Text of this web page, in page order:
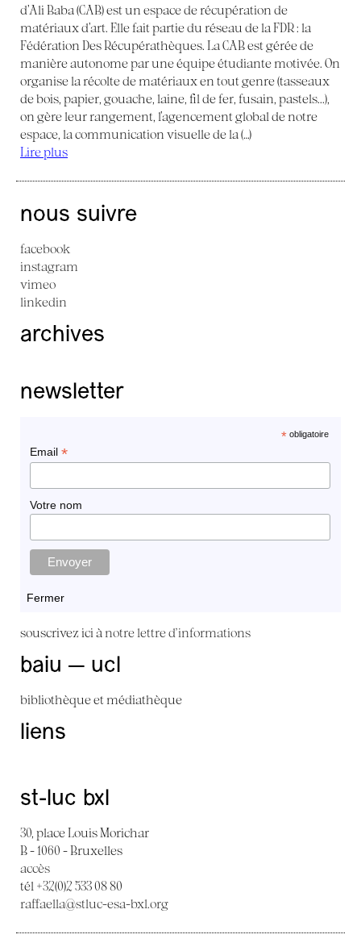
d’Ali Baba (CAB) est un espace de récupération de
matériaux d’art. Elle fait partie du réseau de la FDR : la
Fédération Des Récupérathèques. La CAB est gérée de
manière autonome par une équipe étudiante motivée. On
organise la récolte de matériaux en tout genre (tasseaux
de bois, papier, gouache, laine, fil de fer, fusain, pastels...),
on gère leur rangement, l’agencement global de notre
espace, la communication visuelle de la (…)
Lire plus
nous suivre
facebook
instagram
vimeo
linkedin
archives
newsletter
*obligatoire
Email *
Votre nom
Fermer
souscrivez ici à notre lettre d'informations
baiu — ucl
bibliothèque et médiathèque
liens
st-luc bxl
30, place Louis Morichar
B - 1060 - Bruxelles
accès
tél +32(0)2 533 08 80
raffaella@stluc-esa-bxl.org